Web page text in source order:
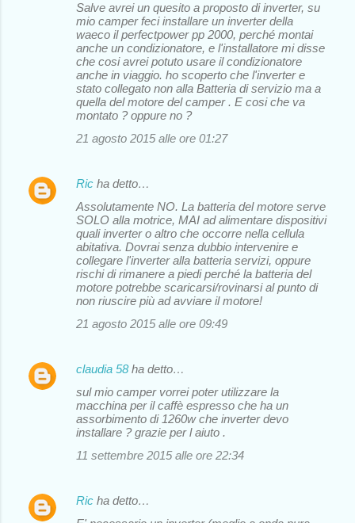
Salve avrei un quesito a proposto di inverter, su
mio camper feci installare un inverter della
waeco il perfectpower pp 2000, perché montai
anche un condizionatore, e l'installatore mi disse
che cosi avrei potuto usare il condizionatore
anche in viaggio. ho scoperto che l'inverter e
stato collegato non alla Batteria di servizio ma a
quella del motore del camper . E cosi che va
montato ? oppure no ?
21 agosto 2015 alle ore 01:27
Ric ha detto…
Assolutamente NO. La batteria del motore serve
SOLO alla motrice, MAI ad alimentare dispositivi
quali inverter o altro che occorre nella cellula
abitativa. Dovrai senza dubbio intervenire e
collegare l'inverter alla batteria servizi, oppure
rischi di rimanere a piedi perché la batteria del
motore potrebbe scaricarsi/rovinarsi al punto di
non riuscire più ad avviare il motore!
21 agosto 2015 alle ore 09:49
claudia 58ha detto…
sul mio camper vorrei poter utilizzare la
macchina per il caffè espresso che ha un
assorbimento di 1260w che inverter devo
installare ? grazie per l aiuto .
11 settembre 2015 alle ore 22:34
Ric ha detto…